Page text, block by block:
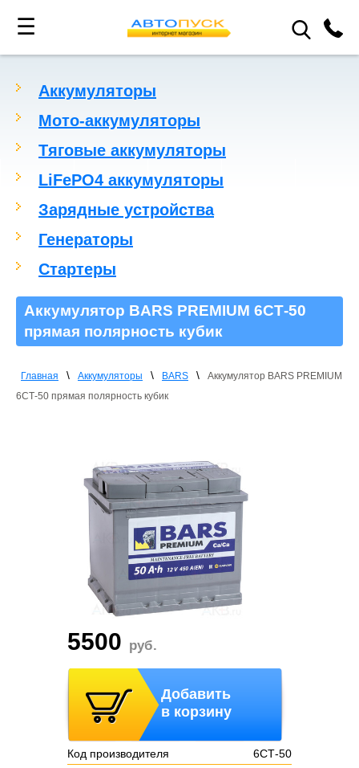
☰
Аккумуляторы
Мото-аккумуляторы
Тяговые аккумуляторы
LiFePO4 аккумуляторы
Зарядные устройства
Генераторы
Стартеры
Аккумулятор BARS PREMIUM 6СТ-50
прямая полярность кубик
Главная \ Аккумуляторы \ BARS \
Аккумулятор BARS PREMIUM
6СТ-50 прямая полярность кубик
5500 руб.
Добавить
в корзину
Код производителя
6СТ-50